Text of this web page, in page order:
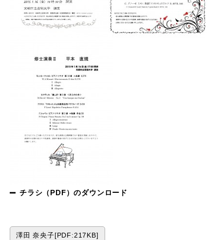
チラシ（PDF）のダウンロード
澤田 奈央子[PDF:217KB]